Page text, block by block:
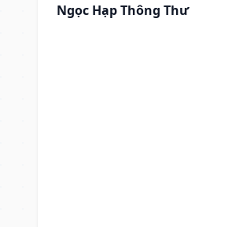
Ngọc Hạp Thông Thư